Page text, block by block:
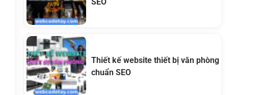
Thiết kế website thiết bị văn phòng
chuẩn SEO